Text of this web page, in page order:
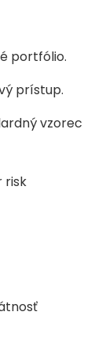
portfólio.
prístup.
vzorec
risk